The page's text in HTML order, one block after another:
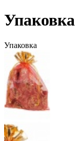
Упаковка
Упаковка